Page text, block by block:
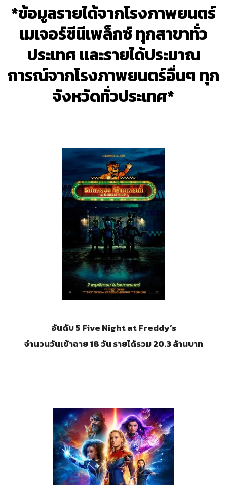
*ข้อมูลรายได้จากโรงภาพยนตร์
เมเจอร์ซีนีเพล็กซ์ ทุกสาขาทั่ว
ประเทศ และรายได้ประมาณ
การณ์จากโรงภาพยนตร์อื่นๆ ทุก
จังหวัดทั่วประเทศ*
อันดับ 5Five Night at Freddy’s
จำนวนวันเข้าฉาย 18 วัน รายได้รวม 20.3 ล้านบาท